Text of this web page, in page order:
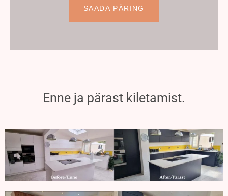
Enne ja pärast kiletamist.